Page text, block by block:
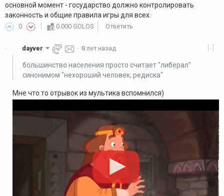
основной момент - государство должно контролировать
законность и общие правила игры для всех.
0 0.000 GOLOS Ответить
· [-]
dayver · 8 лет назад
большинство населения просто считает "либерал"
синонимом "нехороший человек, редиска"
Мне что то отрывок из мультика вспомнился)